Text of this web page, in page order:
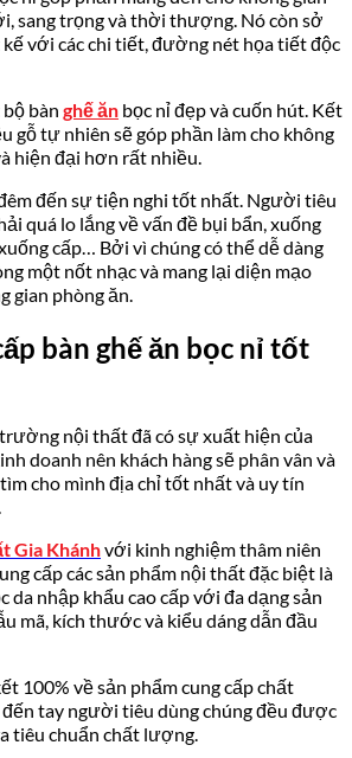
sang trọng và thời thượng. Nó còn sở
với các chi tiết, đường nét họa tiết độc
bàn ghế ăn bọc nỉ đẹp và cuốn hút. Kết
gỗ tự nhiên sẽ góp phần làm cho không
hiện đại hơn rất nhiều.
đến sự tiện nghi tốt nhất. Người tiêu
quá lo lắng về vấn đề bụi bẩn, xuống
cấp… Bởi vì chúng có thể dễ dàng
một nốt nhạc và mang lại diện mạo
gian phòng ăn.
bàn ghế ăn bọc nỉ tốt
nội thất đã có sự xuất hiện của
doanh nên khách hàng sẽ phân vân và
cho mình địa chỉ tốt nhất và uy tín
Gia Khánhvới kinh nghiệm thâm niên
cấp các sản phẩm nội thất đặc biệt là
da nhập khẩu cao cấp với đa dạng sản
mã, kích thước và kiểu dáng dẫn đầu
100% về sản phẩm cung cấp chất
tay người tiêu dùng chúng đều được
tiêu chuẩn chất lượng.